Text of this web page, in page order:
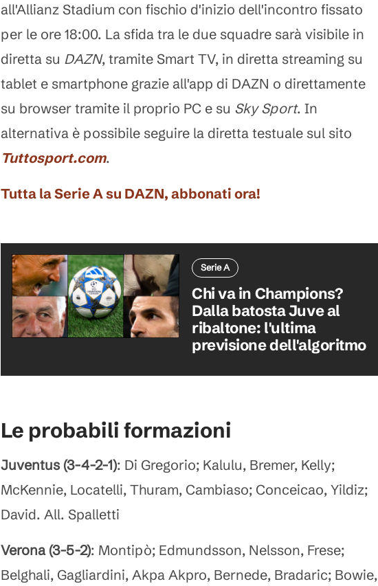
all'Allianz Stadium con fischio d'inizio dell'incontro fissato
per le ore 18:00. La sfida tra le due squadre sarà visibile in
diretta su DAZN, tramite Smart TV, in diretta streaming su
tablet e smartphone grazie all'app di DAZN o direttamente
su browser tramite il proprio PC e su Sky Sport. In
alternativa è possibile seguire la diretta testuale sul sito
Tuttosport.com.
Tutta la Serie A su DAZN, abbonati ora!
Serie A
Chi va in Champions?
Dalla batosta Juve al
ribaltone: l'ultima
previsione dell'algoritmo
Le probabili formazioni
Juventus (3-4-2-1): Di Gregorio; Kalulu, Bremer, Kelly;
McKennie, Locatelli, Thuram, Cambiaso; Conceicao, Yildiz;
David. All. Spalletti
Verona (3-5-2): Montipò; Edmundsson, Nelsson, Frese;
Belghali, Gagliardini, Akpa Akpro, Bernede, Bradaric; Bowie,